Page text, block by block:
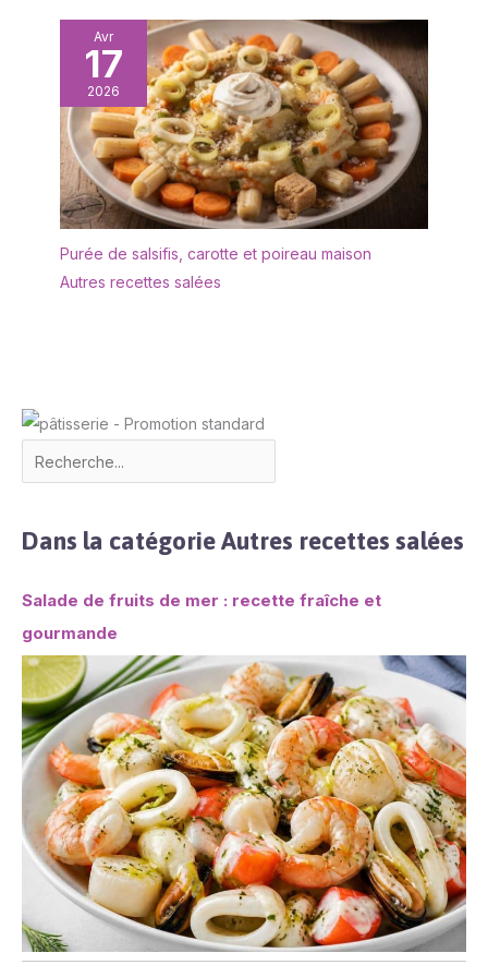
pour faire frire des
steaks, griller, organiser
un barbecue ou dresser
des assiettes, elles
tiennent parfaitement en
main et permettent une
prise en main facile.
Leurs extrémités
arrondies peuvent être
manipulées sans danger.
Les longs manches vous
Avr
17
2026
Purée de salsifis, carotte et poireau maison
Autres recettes salées
Dans la catégorie Autres recettes salées
Salade de fruits de mer : recette fraîche et
gourmande